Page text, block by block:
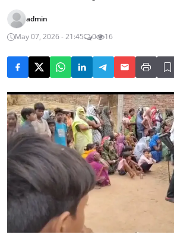
admin
May 07, 2026 - 21:45
0 16